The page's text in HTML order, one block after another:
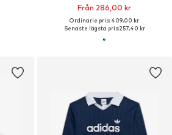
Från 286,00 kr
Ordinarie pris: 409,00 kr
Senaste lägsta pris:257,40 kr